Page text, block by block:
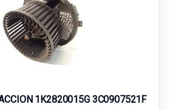
1K2820015G 3C0907521F